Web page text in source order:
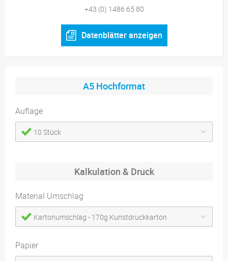
+43 (0) 1486 65 80
Datenblätter anzeigen
A5 Hochformat
Auflage
10 Stück
Kalkulation & Druck
Material Umschlag
Kartonumschlag - 170g Kunstdruckkarton
Papier